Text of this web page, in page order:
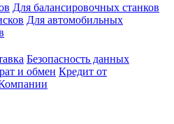
Для балансировочных станков
Для автомобильных
Безопасность данных
и обмен Кредит от